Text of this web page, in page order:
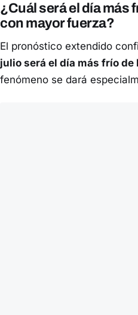
¿Cuál será el día más
con mayor fuerza?
El pronóstico extendido
julio será el día más frío de
fenómeno se dará